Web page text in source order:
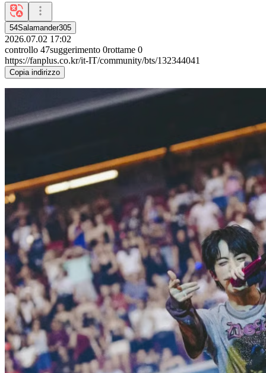
54Salamander305
2026.07.02 17:02
controllo 47suggerimento 0rottame 0
https://fanplus.co.kr/it-IT/community/bts/132344041
Copia indirizzo